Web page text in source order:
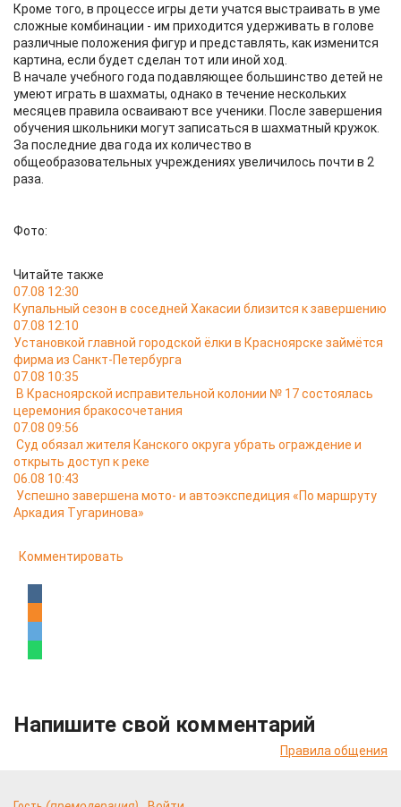
Кроме того, в процессе игры дети учатся выстраивать в уме
сложные комбинации - им приходится удерживать в голове
различные положения фигур и представлять, как изменится
картина, если будет сделан тот или иной ход.
В начале учебного года подавляющее большинство детей не
умеют играть в шахматы, однако в течение нескольких
месяцев правила осваивают все ученики. После завершения
обучения школьники могут записаться в шахматный кружок.
За последние два года их количество в
общеобразовательных учреждениях увеличилось почти в 2
раза.
Фото:
Читайте также
07.08 12:30
Купальный сезон в соседней Хакасии близится к завершению
07.08 12:10
Установкой главной городской ёлки в Красноярске займётся
фирма из Санкт-Петербурга
07.08 10:35
В Красноярской исправительной колонии № 17 состоялась
церемония бракосочетания
07.08 09:56
Суд обязал жителя Канского округа убрать ограждение и
открыть доступ к реке
06.08 10:43
Успешно завершена мото- и автоэкспедиция «По маршруту
Аркадия Тугаринова»
Комментировать
Напишите свой комментарий
Правила общения